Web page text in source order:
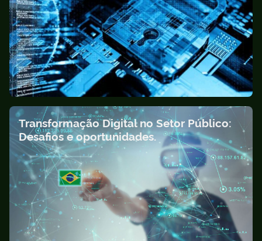
Transformação Digital no Setor Público:
Desafios e oportunidades.